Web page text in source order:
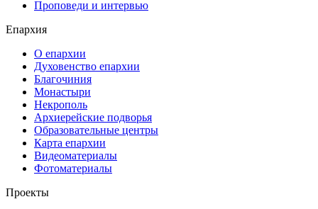
Проповеди и интервью
Епархия
О епархии
Духовенство епархии
Благочиния
Монастыри
Некрополь
Архиерейские подворья
Образовательные центры
Карта епархии
Видеоматериалы
Фотоматериалы
Проекты